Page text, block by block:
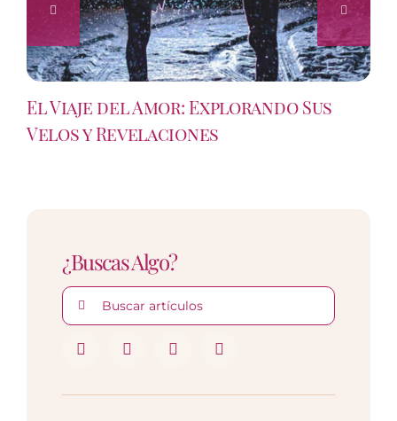
El Viaje del Amor: Explorando Sus
Velos y Revelaciones
¿Buscas Algo?
Buscar: